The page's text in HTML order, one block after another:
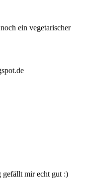
ein vegetarischer
gefällt mir echt gut :)